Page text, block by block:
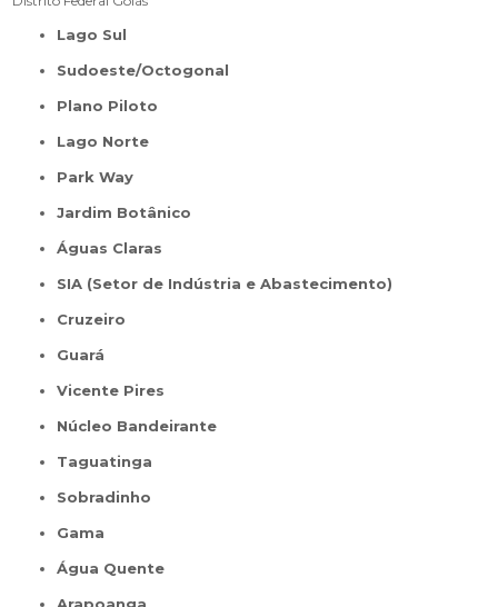
Lago Sul
Sudoeste/Octogonal
Plano Piloto
Lago Norte
Park Way
Jardim Botânico
Águas Claras
SIA (Setor de Indústria e Abastecimento)
Cruzeiro
Guará
Vicente Pires
Núcleo Bandeirante
Taguatinga
Sobradinho
Gama
Água Quente
Arapoanga